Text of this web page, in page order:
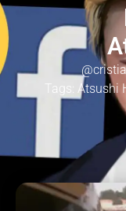
Tags: Atsushi